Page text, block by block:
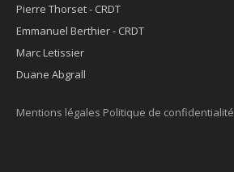
Pierre Thorset - CRDT
Emmanuel Berthier - CRDT
Marc Letissier
Duane Abgrall
Mentions légales Politique de confidentialité